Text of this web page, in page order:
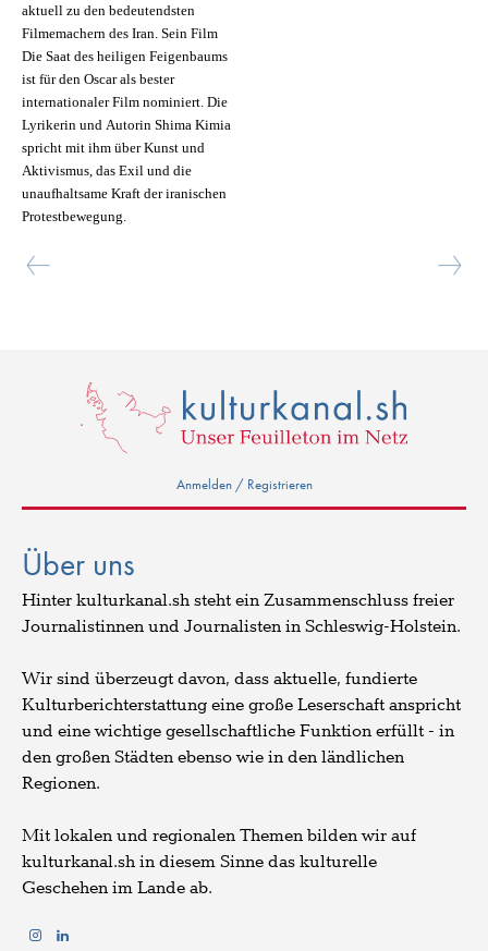
aktuell zu den bedeutendsten
Filmemachern des Iran. Sein Film
Die Saat des heiligen Feigenbaums
ist für den Oscar als bester
internationaler Film nominiert. Die
Lyrikerin und Autorin Shima Kimia
spricht mit ihm über Kunst und
Aktivismus, das Exil und die
unaufhaltsame Kraft der iranischen
Protestbewegung.
Anmelden / Registrieren
Über uns
Hinter kulturkanal.sh steht ein Zusammenschluss freier
Journalistinnen und Journalisten in Schleswig-Holstein.
Wir sind überzeugt davon, dass aktuelle, fundierte
Kulturberichterstattung eine große Leserschaft anspricht
und eine wichtige gesellschaftliche Funktion erfüllt - in
den großen Städten ebenso wie in den ländlichen
Regionen.
Mit lokalen und regionalen Themen bilden wir auf
kulturkanal.sh in diesem Sinne das kulturelle
Geschehen im Lande ab.